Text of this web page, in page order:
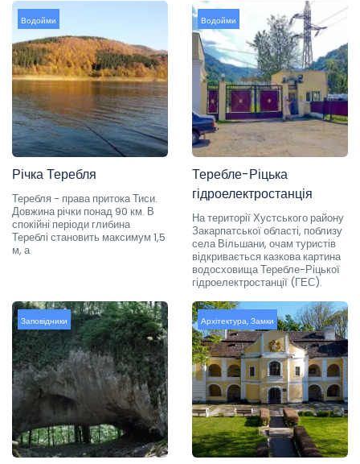
Водойми
Річка Теребля
Теребля - права притока Тиси.
Довжина річки понад 90 км. В
спокійні періоди глибина
Тереблі становить максимум 1,5
м, а
Водойми
Теребле-Ріцька
гідроелектростанція
На території Хустського району
Закарпатської області, поблизу
села Вільшани, очам туристів
відкривається казкова картина
водосховища Теребле-Ріцької
гідроелектростанції (ГЕС).
Заповідники Архітектура, Замки